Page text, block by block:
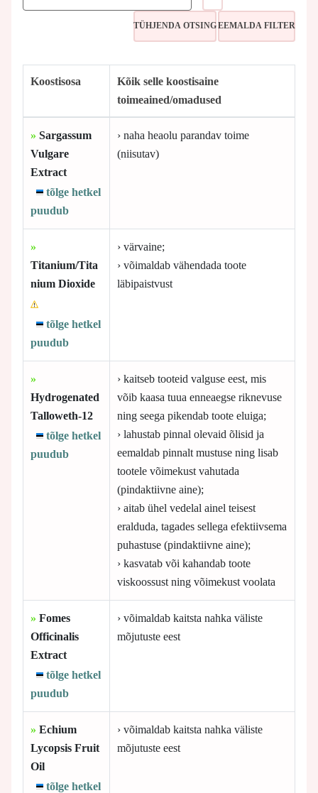
Koostisosa
Kõik selle koostisaine
toimeained/omadused
» Sargassum
Vulgare
Extract
tõlge hetkel
puudub
› naha heaolu parandav toime
(niisutav)
»
Titanium/Tita
nium Dioxide
tõlge hetkel
puudub
› värvaine;
› võimaldab vähendada toote
läbipaistvust
»
Hydrogenated
Talloweth-12
tõlge hetkel
puudub
› kaitseb tooteid valguse eest, mis
võib kaasa tuua enneaegse riknevuse
ning seega pikendab toote eluiga;
› lahustab pinnal olevaid õlisid ja
eemaldab pinnalt mustuse ning lisab
tootele võimekust vahutada
(pindaktiivne aine);
› aitab ühel vedelal ainel teisest
eralduda, tagades sellega efektiivsema
puhastuse (pindaktiivne aine);
› kasvatab või kahandab toote
viskoossust ning võimekust voolata
» Fomes
Officinalis
Extract
tõlge hetkel
puudub
› võimaldab kaitsta nahka väliste
mõjutuste eest
» Echium
Lycopsis Fruit
Oil
tõlge hetkel
› võimaldab kaitsta nahka väliste
mõjutuste eest